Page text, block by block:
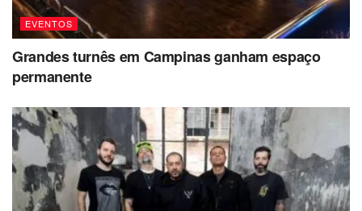
EVENTOS
Grandes turnês em Campinas ganham espaço
permanente